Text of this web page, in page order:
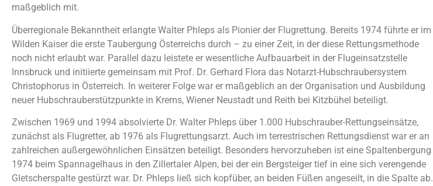
maßgeblich mit.
Überregionale Bekanntheit erlangte Walter Phleps als Pionier der Flugrettung. Bereits 1974 führte er im
Wilden Kaiser die erste Taubergung Österreichs durch – zu einer Zeit, in der diese Rettungsmethode
noch nicht erlaubt war. Parallel dazu leistete er wesentliche Aufbauarbeit in der Flugeinsatzstelle
Innsbruck und initiierte gemeinsam mit Prof. Dr. Gerhard Flora das Notarzt-Hubschraubersystem
Christophorus in Österreich. In weiterer Folge war er maßgeblich an der Organisation und Ausbildung
neuer Hubschrauberstützpunkte in Krems, Wiener Neustadt und Reith bei Kitzbühel beteiligt.
Zwischen 1969 und 1994 absolvierte Dr. Walter Phleps über 1.000 Hubschrauber-Rettungseinsätze,
zunächst als Flugretter, ab 1976 als Flugrettungsarzt. Auch im terrestrischen Rettungsdienst war er an
zahlreichen außergewöhnlichen Einsätzen beteiligt. Besonders hervorzuheben ist eine Spaltenbergung
1974 beim Spannagelhaus in den Zillertaler Alpen, bei der ein Bergsteiger tief in eine sich verengende
Gletscherspalte gestürzt war. Dr. Phleps ließ sich kopfüber, an beiden Füßen angeseilt, in die Spalte ab.